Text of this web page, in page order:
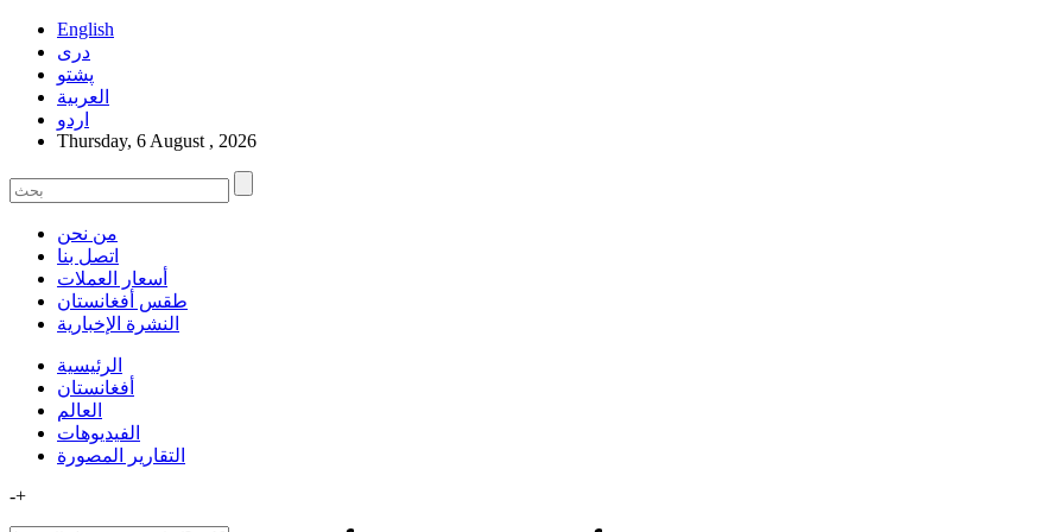
English
دری
پشتو
العربیة
اردو
Thursday, 6 August , 2026
من نحن
اتصل بنا
أسعار العملات
طقس أفغانستان
النشرة الإخبارية
الرئيسية
أفغانستان
العالم
الفیدیوهات
التقاریر المصورة
-+